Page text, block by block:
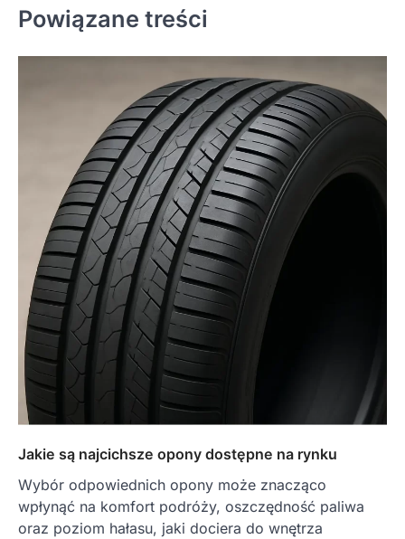
Powiązane treści
Jakie są najcichsze opony dostępne na rynku
Wybór odpowiednich opony może znacząco
wpłynąć na komfort podróży, oszczędność paliwa
oraz poziom hałasu, jaki dociera do wnętrza